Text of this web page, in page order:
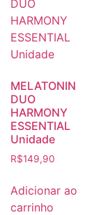
MELATONIN
DUO
HARMONY
ESSENTIAL
Unidade
R$149,90
Adicionar ao
carrinho